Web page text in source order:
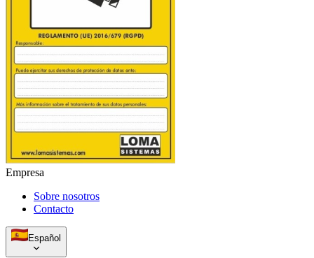
Empresa
Sobre nosotros
Contacto
Español